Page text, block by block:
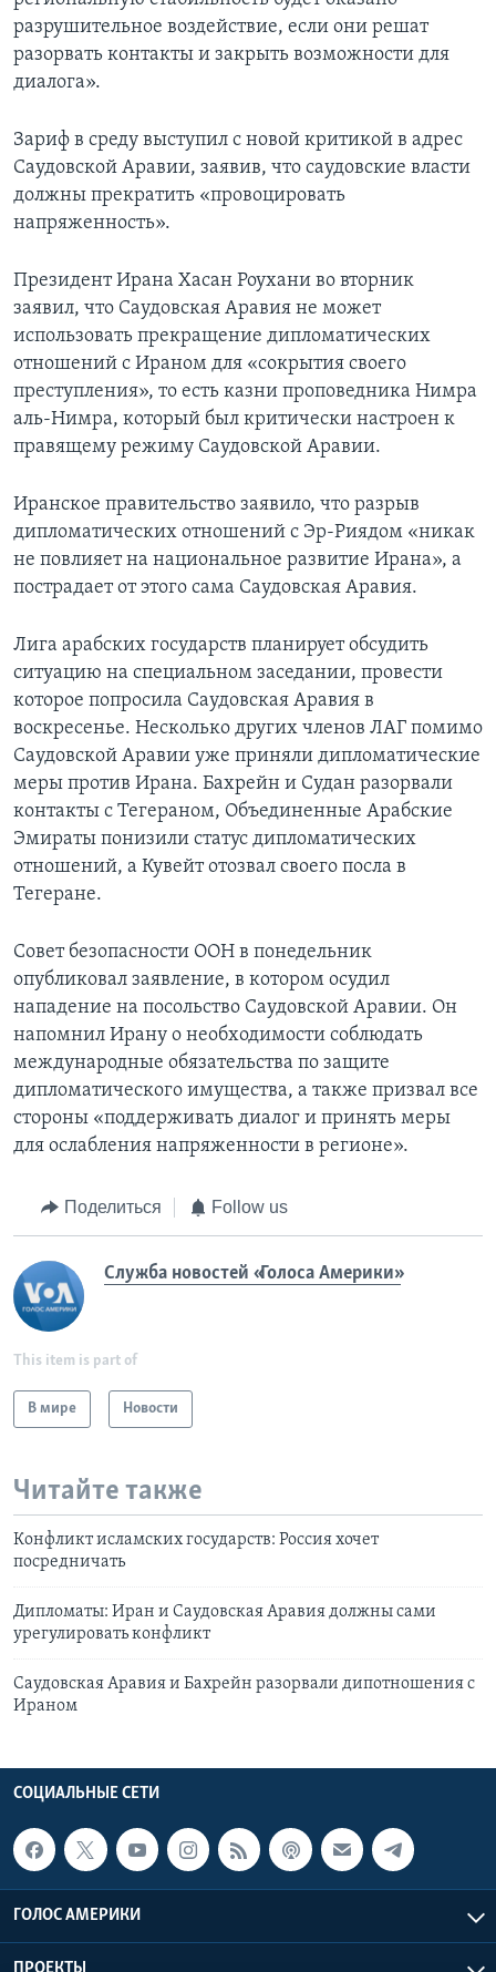
разрушительное воздействие, если они решат
разорвать контакты и закрыть возможности для
диалога».
Зариф в среду выступил с новой критикой в адрес
Саудовской Аравии, заявив, что саудовские власти
должны прекратить «провоцировать
напряженность».
Президент Ирана Хасан Роухани во вторник
заявил, что Саудовская Аравия не может
использовать прекращение дипломатических
отношений с Ираном для «сокрытия своего
преступления», то есть казни проповедника Нимра
аль-Нимра, который был критически настроен к
правящему режиму Саудовской Аравии.
Иранское правительство заявило, что разрыв
дипломатических отношений с Эр-Риядом «никак
не повлияет на национальное развитие Ирана», а
пострадает от этого сама Саудовская Аравия.
Лига арабских государств планирует обсудить
ситуацию на специальном заседании, провести
которое попросила Саудовская Аравия в
воскресенье. Несколько других членов ЛАГ помимо
Саудовской Аравии уже приняли дипломатические
меры против Ирана. Бахрейн и Судан разорвали
контакты с Тегераном, Объединенные Арабские
Эмираты понизили статус дипломатических
отношений, а Кувейт отозвал своего посла в
Тегеране.
Совет безопасности ООН в понедельник
опубликовал заявление, в котором осудил
нападение на посольство Саудовской Аравии. Он
напомнил Ирану о необходимости соблюдать
международные обязательства по защите
дипломатического имущества, а также призвал все
стороны «поддерживать диалог и принять меры
для ослабления напряженности в регионе».
Поделиться Follow us
Служба новостей «Голоса Америки»
This item is part of
В мире Новости
Читайте также
Конфликт исламских государств: Россия хочет
посредничать
Дипломаты: Иран и Саудовская Аравия должны сами
урегулировать конфликт
Саудовская Аравия и Бахрейн разорвали дипотношения с
Ираном
СОЦИАЛЬНЫЕ СЕТИ
ГОЛОС АМЕРИКИ
ПРОЕКТЫ